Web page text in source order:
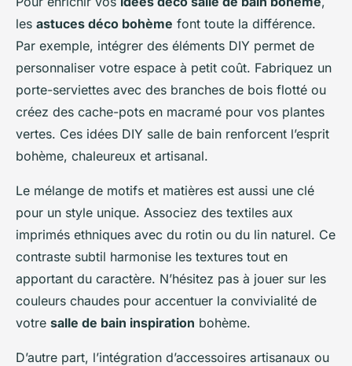
les astuces déco bohème font toute la différence.
Par exemple, intégrer des éléments DIY permet de
personnaliser votre espace à petit coût. Fabriquez un
porte-serviettes avec des branches de bois flotté ou
créez des cache-pots en macramé pour vos plantes
vertes. Ces idées DIY salle de bain renforcent l’esprit
bohème, chaleureux et artisanal.
Le mélange de motifs et matières est aussi une clé
pour un style unique. Associez des textiles aux
imprimés ethniques avec du rotin ou du lin naturel. Ce
contraste subtil harmonise les textures tout en
apportant du caractère. N’hésitez pas à jouer sur les
couleurs chaudes pour accentuer la convivialité de
votre salle de bain inspiration bohème.
D’autre part, l’intégration d’accessoires artisanaux ou